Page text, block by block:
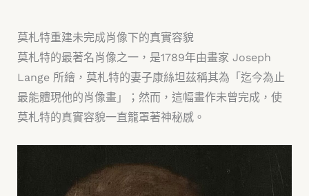
莫札特重建未完成肖像下的真實容貌
莫札特的最著名肖像之一，是1789年由畫家 Joseph
Lange 所繪，莫札特的妻子康絲坦茲稱其為「迄今為止
最能體現他的肖像畫」；然而，這幅畫作未曾完成，使
莫札特的真實容貌一直籠罩著神秘感。